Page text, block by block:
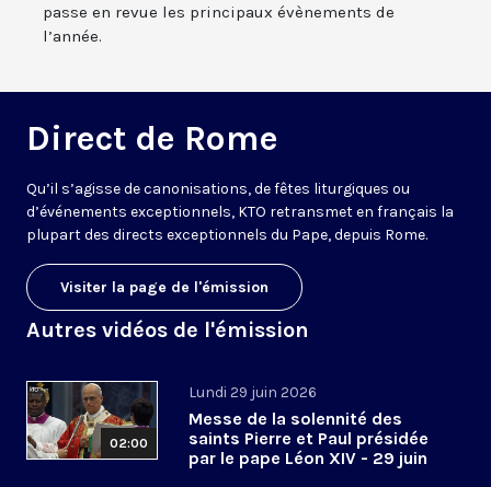
passe en revue les principaux évènements de
l’année.
Direct de Rome
Qu’il s’agisse de canonisations, de fêtes liturgiques ou
d’événements exceptionnels, KTO retransmet en français la
plupart des directs exceptionnels du Pape, depuis Rome.
Visiter la page de l'émission
Autres vidéos de l'émission
02:00
Lundi 29 juin 2026
Messe de la solennité des
saints Pierre et Paul présidée
par le pape Léon XIV - 29 juin